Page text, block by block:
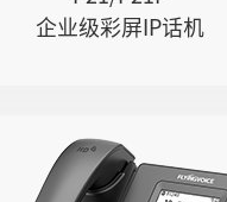
企业级彩屏IP话机
● 支持多路Opus、G.722等语
● 可支持2000条本地
P20/P20P/P20G
● 2条